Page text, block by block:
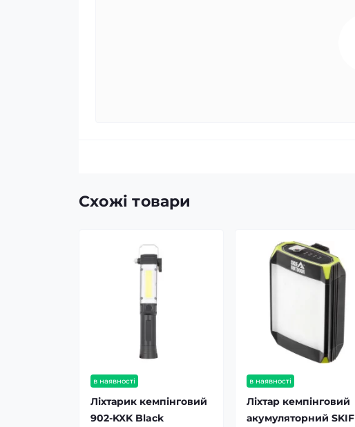
Схожі товари
в наявності
Ліхтарик кемпінговий
902-KXK Black
в наявності
Ліхтар кемпінговий
акумуляторний SKIF